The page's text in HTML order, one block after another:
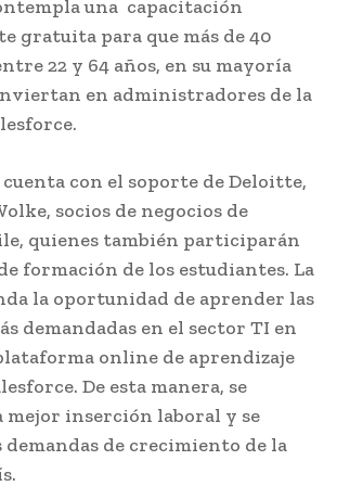
una capacitación
gratuita para que más de 40
22 y 64 años, en su mayoría
en administradores de la
con el soporte de Deloitte,
socios de negocios de
quienes también participarán
formación de los estudiantes. La
la oportunidad de aprender las
demandadas en el sector TI en
online de aprendizaje
De esta manera, se
mejor inserción laboral y se
demandas de crecimiento de la